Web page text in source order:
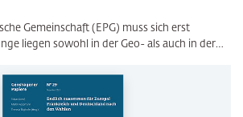
Gemeinschaft (EPG) muss sich erst
liegen sowohl in der Geo- als auch in der…